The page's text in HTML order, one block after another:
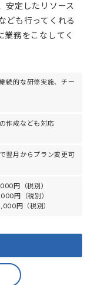
安定したリソース
ども行ってくれる
業務をこなしてく
続的な研修実施、チー
作成なども対応
翌月からプラン変更可
円（税別）
円（税別）
円（税別）